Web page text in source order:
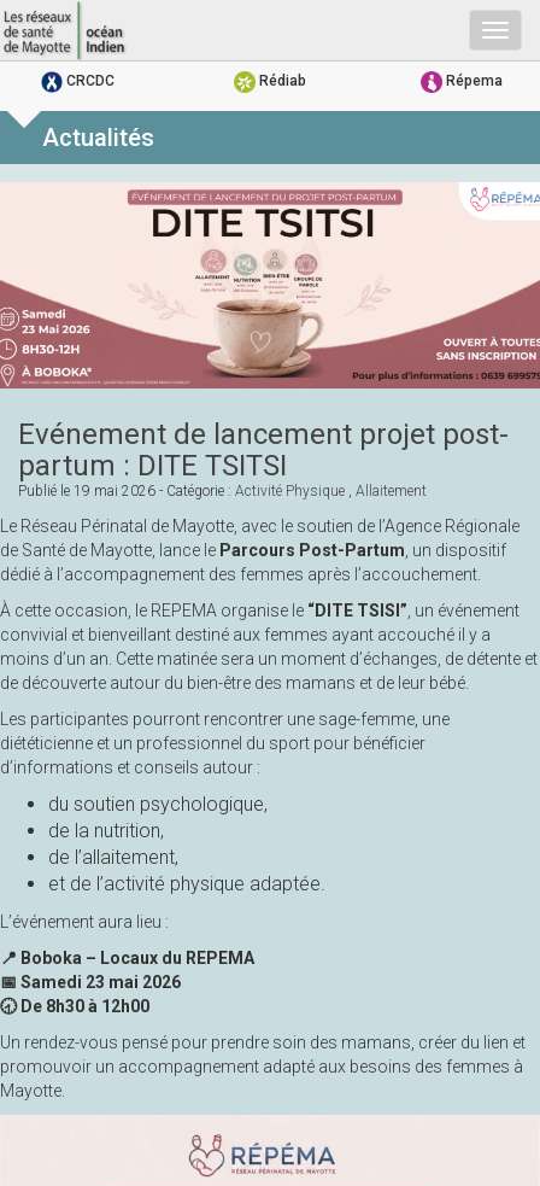
CRCDC Rédiab Répema
Actualités
Evénement de lancement projet post-
partum : DITE TSITSI
Publié le 19 mai 2026 - Catégorie : Activité Physique , Allaitement
Le Réseau Périnatal de Mayotte, avec le soutien de l’Agence Régionale
de Santé de Mayotte, lance le Parcours Post-Partum, un dispositif
dédié à l’accompagnement des femmes après l’accouchement.
À cette occasion, le REPEMA organise le “DITE TSISI”, un événement
convivial et bienveillant destiné aux femmes ayant accouché il y a
moins d’un an. Cette matinée sera un moment d’échanges, de détente et
de découverte autour du bien-être des mamans et de leur bébé.
Les participantes pourront rencontrer une sage-femme, une
diététicienne et un professionnel du sport pour bénéficier
d’informations et conseils autour :
du soutien psychologique,
de la nutrition,
de l’allaitement,
et de l’activité physique adaptée.
L’événement aura lieu :
📍 Boboka – Locaux du REPEMA
📅 Samedi 23 mai 2026
🕣 De 8h30 à 12h00
Un rendez-vous pensé pour prendre soin des mamans, créer du lien et
promouvoir un accompagnement adapté aux besoins des femmes à
Mayotte.